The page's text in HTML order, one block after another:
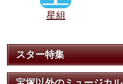
星組
スター特集